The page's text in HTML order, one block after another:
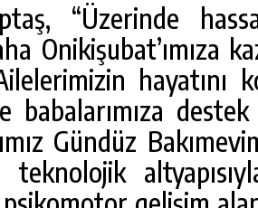
“Üzerinde
Onikişubat’ımıza
hayatını
babalarımıza
Gündüz